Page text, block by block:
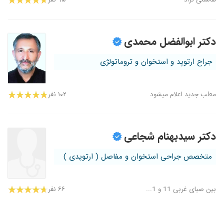
دکتر ابوالفضل محمدی
جراح ارتوپد و استخوان و تروماتولژی
مطب جدید اعلام میشود ۱۰۲ نفر
دکتر سیدبهنام شجاعی
متخصص جراحی استخوان و مفاصل ( ارتوپدی )
بین صبای غربی 11 و 1... ۶۶ نفر